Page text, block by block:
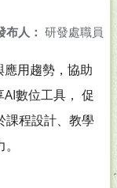
布人： 研發處職員
用趨勢，協助
數位工具， 促
課程設計、教學